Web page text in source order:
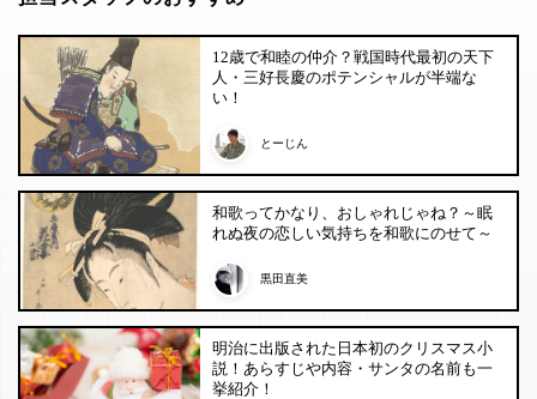
12歳で和睦の仲介？戦国時代最初の天下
人・三好長慶のポテンシャルが半端な
い！
とーじん
和歌ってかなり、おしゃれじゃね？～眠
れぬ夜の恋しい気持ちを和歌にのせて～
黒田直美
明治に出版された日本初のクリスマス小
説！あらすじや内容・サンタの名前も一
挙紹介！